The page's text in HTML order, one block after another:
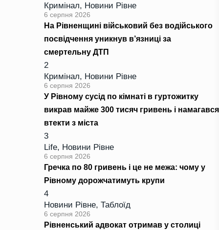
Кримінал, Новини Рівне
6 серпня 2026
На Рівненщині військовий без водійського
посвідчення уникнув в’язниці за
смертельну ДТП
2
Кримінал, Новини Рівне
6 серпня 2026
У Рівному сусід по кімнаті в гуртожитку
викрав майже 300 тисяч гривень і намагався
втекти з міста
3
Life, Новини Рівне
6 серпня 2026
Гречка по 80 гривень і це не межа: чому у
Рівному дорожчатимуть крупи
4
Новини Рівне, Таблоїд
6 серпня 2026
Рівненський адвокат отримав у столиці